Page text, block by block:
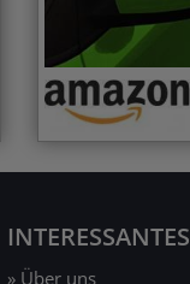
INTERESSANTES
» Über uns